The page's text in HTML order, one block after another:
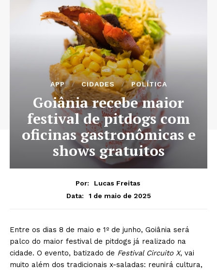
APP CIDADES POLÍTICA
Goiânia recebe maior
festival de pitdogs com
oficinas gastronômicas e
shows gratuitos
Por:
Lucas Freitas
Data:
1 de maio de 2025
Entre os dias 8 de maio e 1º de junho, Goiânia será
palco do maior festival de pitdogs já realizado na
cidade. O evento, batizado de Festival Circuito X, vai
muito além dos tradicionais x-saladas: reunirá cultura,